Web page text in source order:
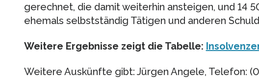
gerechnet, die damit weiterhin ansteigen, und 14
ehemals selbstständig Tätigen und anderen
Weitere Ergebnisse zeigt die Tabelle:
Weitere Auskünfte gibt: Jürgen Angele, Telefon: